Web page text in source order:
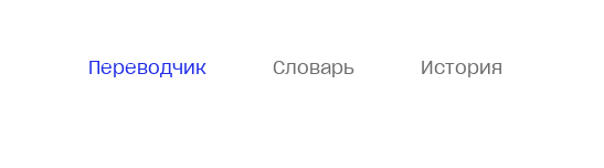
Переводчик Словарь История